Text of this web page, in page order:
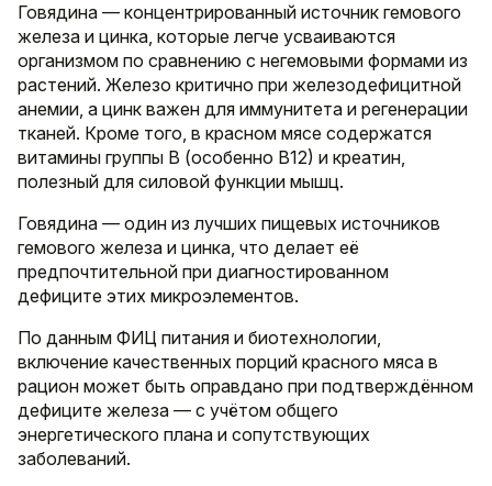
Говядина — концентрированный источник гемового
железа и цинка, которые легче усваиваются
организмом по сравнению с негемовыми формами из
растений. Железо критично при железодефицитной
анемии, а цинк важен для иммунитета и регенерации
тканей. Кроме того, в красном мясе содержатся
витамины группы B (особенно B12) и креатин,
полезный для силовой функции мышц.
Говядина — один из лучших пищевых источников
гемового железа и цинка, что делает её
предпочтительной при диагностированном
дефиците этих микроэлементов.
По данным ФИЦ питания и биотехнологии,
включение качественных порций красного мяса в
рацион может быть оправдано при подтверждённом
дефиците железа — с учётом общего
энергетического плана и сопутствующих
заболеваний.